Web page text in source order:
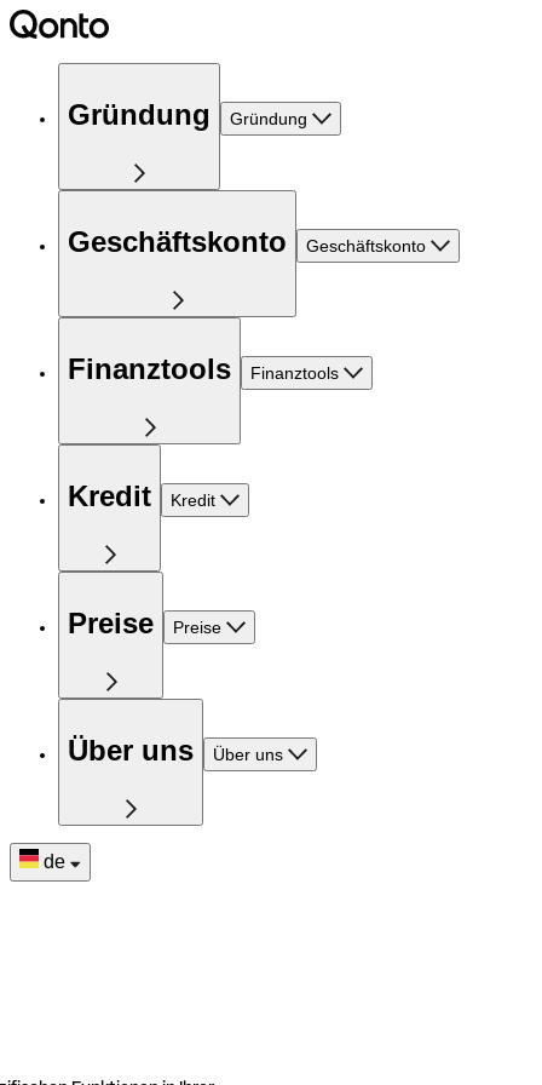
Gründung Gründung
Geschäftskonto Geschäftskonto
Finanztools Finanztools
Kredit Kredit
Preise Preise
Über uns Über uns
de